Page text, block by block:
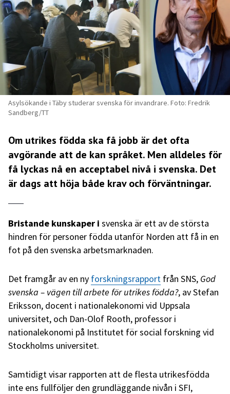
Asylsökande i Täby studerar svenska för invandrare. Foto: Fredrik
Sandberg/TT
Om utrikes födda ska få jobb är det ofta
avgörande att de kan språket. Men alldeles för
få lyckas nå en acceptabel nivå i svenska. Det
är dags att höja både krav och förväntningar.
Bristande kunskaper i svenska är ett av de största
hindren för personer födda utanför Norden att få in en
fot på den svenska arbetsmarknaden.
Det framgår av en ny forskningsrapport från SNS, God
svenska – vägen till arbete för utrikes födda?, av Stefan
Eriksson, docent i nationalekonomi vid Uppsala
universitet, och Dan-Olof Rooth, professor i
nationalekonomi på Institutet för social forskning vid
Stockholms universitet.
Samtidigt visar rapporten att de flesta utrikesfödda
inte ens fullföljer den grundläggande nivån i SFI,